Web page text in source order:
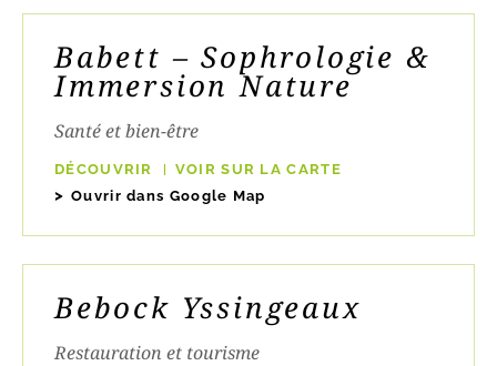
Babett – Sophrologie &
Immersion Nature
Santé et bien-être
DÉCOUVRIR
VOIR SUR LA CARTE
Ouvrir dans Google Map
Bebock Yssingeaux
Restauration et tourisme